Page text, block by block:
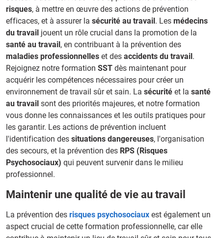
risques, à mettre en œuvre des actions de prévention
efficaces, et à assurer la sécurité au travail. Les médecins
du travail jouent un rôle crucial dans la promotion de la
santé au travail, en contribuant à la prévention des
maladies professionnelles et des accidents du travail.
Rejoignez notre formation SST dès maintenant pour
acquérir les compétences nécessaires pour créer un
environnement de travail sûr et sain. La sécurité et la santé
au travail sont des priorités majeures, et notre formation
vous donne les connaissances et les outils pratiques pour
les garantir. Les actions de prévention incluent
l'identification des situations dangereuses, l'organisation
des secours, et la prévention des RPS (Risques
Psychosociaux) qui peuvent survenir dans le milieu
professionnel.
Maintenir une qualité de vie au travail
La prévention des risques psychosociaux est également un
aspect crucial de cette formation professionnelle, car elle